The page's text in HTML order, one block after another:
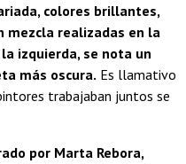
colores brillantes,
mezcla realizadas en la
izquierda, se nota un
más oscura. Es llamativo
trabajaban juntos se
por Marta Rebora,